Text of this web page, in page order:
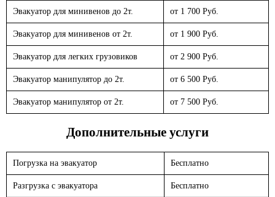
Эвакуатор для минивенов до 2т. от 1 700 Руб.
Эвакуатор для минивенов от 2т. от 1 900 Руб.
Эвакуатор для легких грузовиков от 2 900 Руб.
Эвакуатор манипулятор до 2т. от 6 500 Руб.
Эвакуатор манипулятор от 2т. от 7 500 Руб.
Дополнительные услуги
Погрузка на эвакуатор Бесплатно
Разгрузка с эвакуатора Бесплатно